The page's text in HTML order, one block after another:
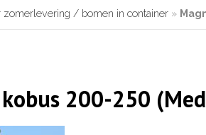
zomerlevering / bomen in container »
200-250